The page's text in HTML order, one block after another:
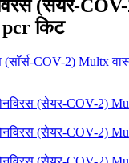
(सेयर-
pcr किट